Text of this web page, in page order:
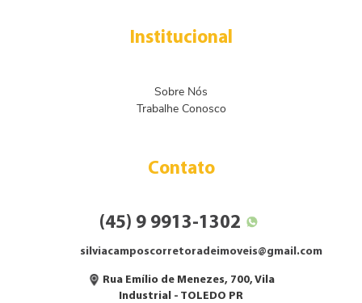
Institucional
Sobre Nós
Trabalhe Conosco
Contato
(45) 9 9913-1302
silviacamposcorretoradeimoveis@gmail.com
Rua Emílio de Menezes, 700, Vila
Industrial - TOLEDO PR